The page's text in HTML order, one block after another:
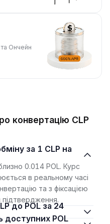
Ончейн
конвертацію CLP
0.014 POL. Курс
в реальному часі
та з фіксацією
підтвердження.